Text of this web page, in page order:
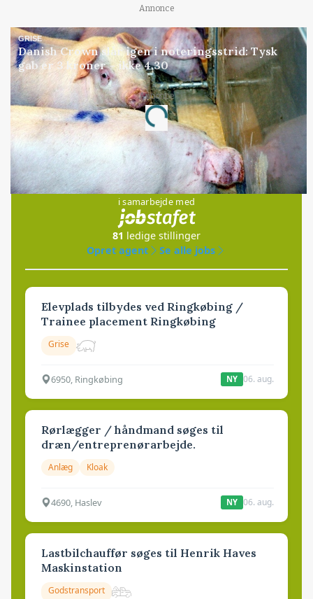
Annonce
GRISE
Danish Crown slår igen i noteringsstrid: Tysk
gab er 3 kroner – ikke 4,30
Annonce
Loading...
Jobs
i samarbejde med
81 ledige stillinger
Opret agent
Se alle jobs
Elevplads tilbydes ved Ringkøbing /
Trainee placement Ringkøbing
Grise
6950, Ringkøbing NY 06. aug.
Rørlægger / håndmand søges til
dræn/entreprenørarbejde.
Anlæg Kloak
4690, Haslev NY 06. aug.
Lastbilchauffør søges til Henrik Haves
Maskinstation
Godstransport